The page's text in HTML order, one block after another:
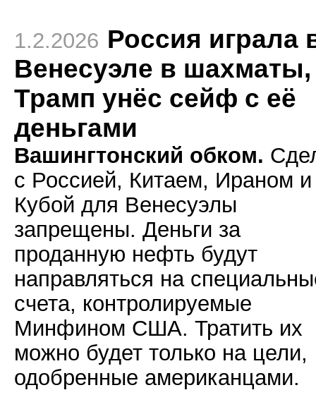
1.2.2026 Россия играла
Венесуэле в шахматы,
Трамп унёс сейф с её
деньгами
Вашингтонский обком.
с Россией, Китаем, Ираном и
Кубой для Венесуэлы
запрещены. Деньги за
проданную нефть будут
направляться на
счета, контролируемые
Минфином США. Тратить их
можно будет только на цели,
одобренные американцами.